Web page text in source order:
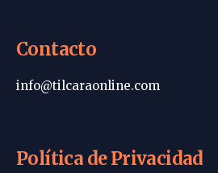
Contacto
info@tilcaraonline.com
Política de Privacidad